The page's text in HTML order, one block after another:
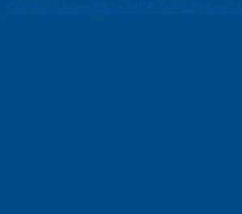
Cửa Gỗ Chống Cháy MDF O4 C1 phao chi